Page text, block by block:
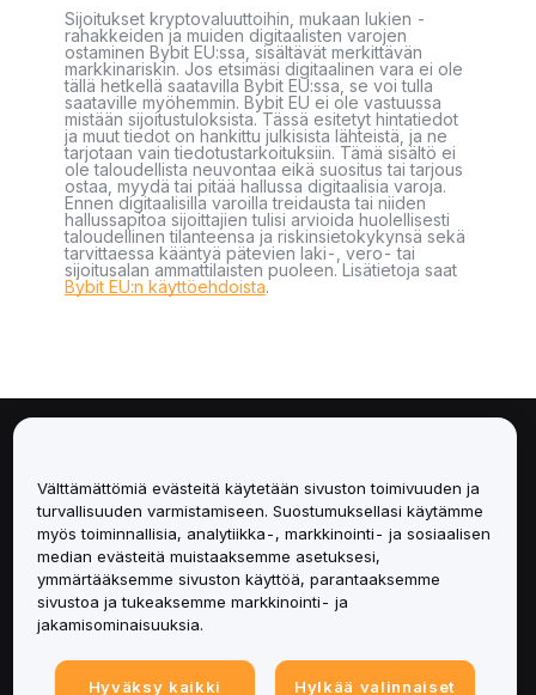
Sijoitukset kryptovaluuttoihin, mukaan lukien -
rahakkeiden ja muiden digitaalisten varojen
ostaminen Bybit EU:ssa, sisältävät merkittävän
markkinariskin. Jos etsimäsi digitaalinen vara ei ole
tällä hetkellä saatavilla Bybit EU:ssa, se voi tulla
saataville myöhemmin. Bybit EU ei ole vastuussa
mistään sijoitustuloksista. Tässä esitetyt hintatiedot
ja muut tiedot on hankittu julkisista lähteistä, ja ne
tarjotaan vain tiedotustarkoituksiin. Tämä sisältö ei
ole taloudellista neuvontaa eikä suositus tai tarjous
ostaa, myydä tai pitää hallussa digitaalisia varoja.
Ennen digitaalisilla varoilla treidausta tai niiden
hallussapitoa sijoittajien tulisi arvioida huolellisesti
taloudellinen tilanteensa ja riskinsietokykynsä sekä
tarvittaessa kääntyä pätevien laki-, vero- tai
sijoitusalan ammattilaisten puoleen. Lisätietoja saat
Bybit EU:n käyttöehdoista.
Palvelut
Tuki
Tuotteet
Lakiasiat
Välttämättömiä evästeitä käytetään sivuston toimivuuden ja
turvallisuuden varmistamiseen. Suostumuksellasi käytämme
myös toiminnallisia, analytiikka-, markkinointi- ja sosiaalisen
median evästeitä muistaaksemme asetuksesi,
ymmärtääksemme sivuston käyttöä, parantaaksemme
sivustoa ja tukeaksemme markkinointi- ja
jakamisominaisuuksia.
Hyväksy kaikki Hylkää valinnaiset